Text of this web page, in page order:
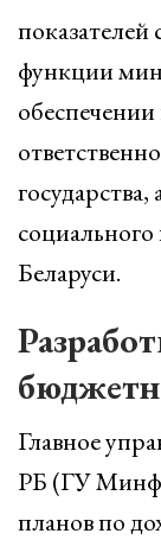
функции
Беларуси.
Главное
РБ (ГУ
планов по